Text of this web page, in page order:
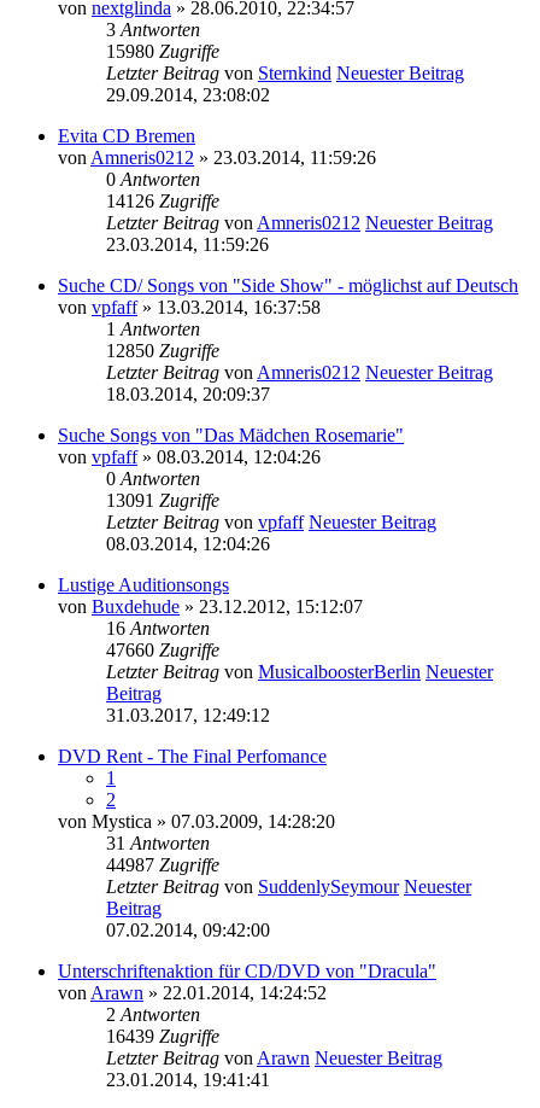
von nextglinda » 28.06.2010, 22:34:57
3 Antworten
15980 Zugriffe
Letzter Beitrag von Sternkind Neuester Beitrag
29.09.2014, 23:08:02
Evita CD Bremen
von Amneris0212 » 23.03.2014, 11:59:26
0 Antworten
14126 Zugriffe
Letzter Beitrag von Amneris0212 Neuester Beitrag
23.03.2014, 11:59:26
Suche CD/ Songs von "Side Show" - möglichst auf Deutsch
von vpfaff» 13.03.2014, 16:37:58
1 Antworten
12850 Zugriffe
Letzter Beitrag von Amneris0212 Neuester Beitrag
18.03.2014, 20:09:37
Suche Songs von "Das Mädchen Rosemarie"
von vpfaff» 08.03.2014, 12:04:26
0 Antworten
13091 Zugriffe
Letzter Beitrag von vpfaff Neuester Beitrag
08.03.2014, 12:04:26
Lustige Auditionsongs
von Buxdehude » 23.12.2012, 15:12:07
16 Antworten
47660 Zugriffe
Letzter Beitrag von MusicalboosterBerlin Neuester
Beitrag
31.03.2017, 12:49:12
DVD Rent - The Final Perfomance
1
2
von Mystica » 07.03.2009, 14:28:20
31 Antworten
44987 Zugriffe
Letzter Beitrag von SuddenlySeymour Neuester
Beitrag
07.02.2014, 09:42:00
Unterschriftenaktion für CD/DVD von "Dracula"
von Arawn » 22.01.2014, 14:24:52
2 Antworten
16439 Zugriffe
Letzter Beitrag von Arawn Neuester Beitrag
23.01.2014, 19:41:41